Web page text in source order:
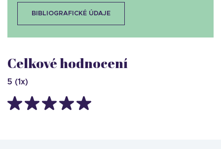
BIBLIOGRAFICKÉ ÚDAJE
Celkové hodnocení
5 (1x)